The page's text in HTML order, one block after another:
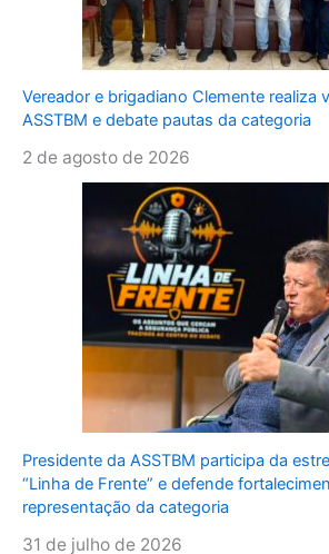
Vereador e brigadiano Clemente realiza
ASSTBM e debate pautas da categoria
2 de agosto de 2026
Presidente da ASSTBM participa da
“Linha de Frente” e defende
representação da categoria
31 de julho de 2026